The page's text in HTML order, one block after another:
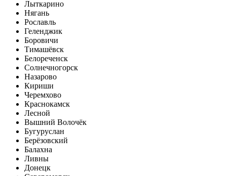
Лыткарино
Нягань
Рославль
Геленджик
Боровичи
Тимашёвск
Белореченск
Солнечногорск
Назарово
Кириши
Черемхово
Краснокамск
Лесной
Вышний Волочёк
Бугуруслан
Берёзовский
Балахна
Ливны
Донецк